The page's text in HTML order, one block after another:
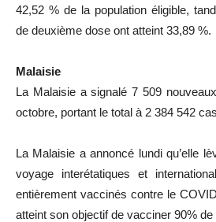
42,52 % de la population éligible,
de deuxième dose ont atteint 33,89 %.
Malaisie
La Malaisie a signalé 7 509
octobre, portant le total à 2 384 542
La Malaisie a annoncé lundi qu’elle
voyage interétatiques et
entièrement vaccinés contre le
atteint son objectif de vacciner 90%